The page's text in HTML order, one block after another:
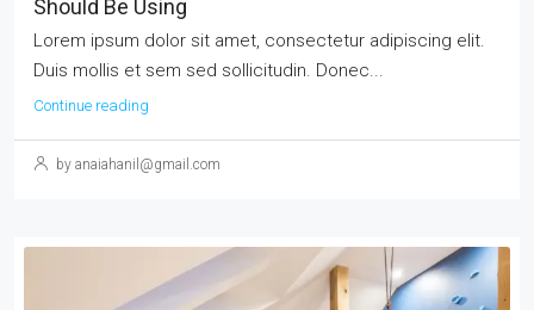
Should Be Using
Lorem ipsum dolor sit amet, consectetur adipiscing elit.
Duis mollis et sem sed sollicitudin. Donec...
Continue reading
by anaiahanil@gmail.com